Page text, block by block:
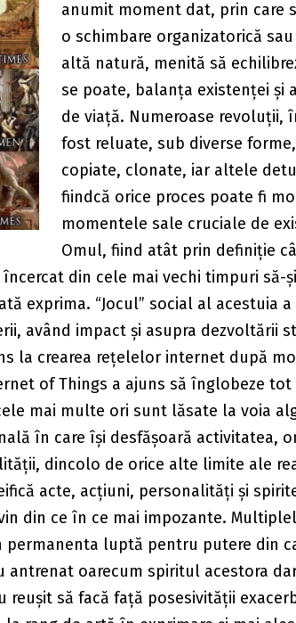
anumit moment dat, prin care
o schimbare organizatorică
altă natură, menită să
se poate, balanța existenței și
de viață. Numeroase revoluții,
fost reluate, sub diverse
copiate, clonate, iar altele
fiindcă orice proces poate fi
momentele sale cruciale de
Omul, fiind atât prin definiție
din cele mai vechi timpuri să-
exprima. “Jocul” social al acestuia
având impact și asupra dezvoltării
la crearea rețelelor internet după
of Things a ajuns să înglobeze tot
mai multe ori sunt lăsate la voia
în care își desfășoară activitatea,
dincolo de orice alte limite ale
acte, acțiuni, personalități și
din ce în ce mai impozante.
permanenta luptă pentru putere din
antrenat oarecum spiritul acestora
reușit să facă față posesivității